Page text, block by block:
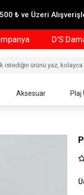
₺ ve Üzeri
D'S Damat
Aksesuar Plaj